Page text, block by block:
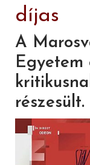
díjas
A
részesült.